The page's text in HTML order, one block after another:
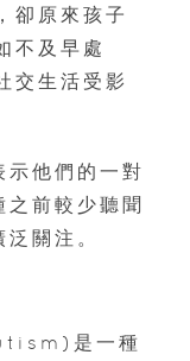
卻原來孩子
不及早處
交生活受影
示他們的一對
前較少聽聞
關注。
是一種